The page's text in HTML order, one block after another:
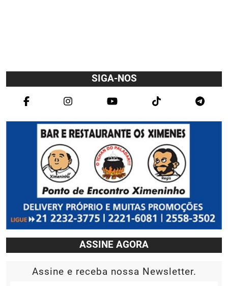
SIGA-NOS
ASSINE AGORA
Assine e receba nossa Newsletter.